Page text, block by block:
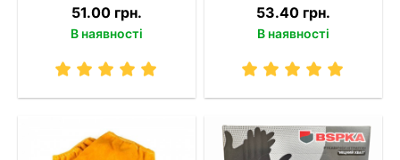
51.00 грн.
В наявності
53.40 грн.
В наявності